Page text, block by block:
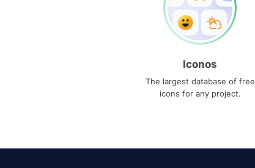
Iconos
The largest database of free
icons for any project.